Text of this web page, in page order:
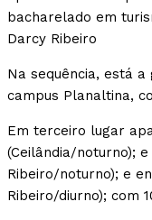
bacharelado em
Darcy Ribeiro
Na sequência, está
campus Planaltina,
Em terceiro lugar
(Ceilândia/noturno);
Ribeiro/noturno); e
Ribeiro/diurno); com